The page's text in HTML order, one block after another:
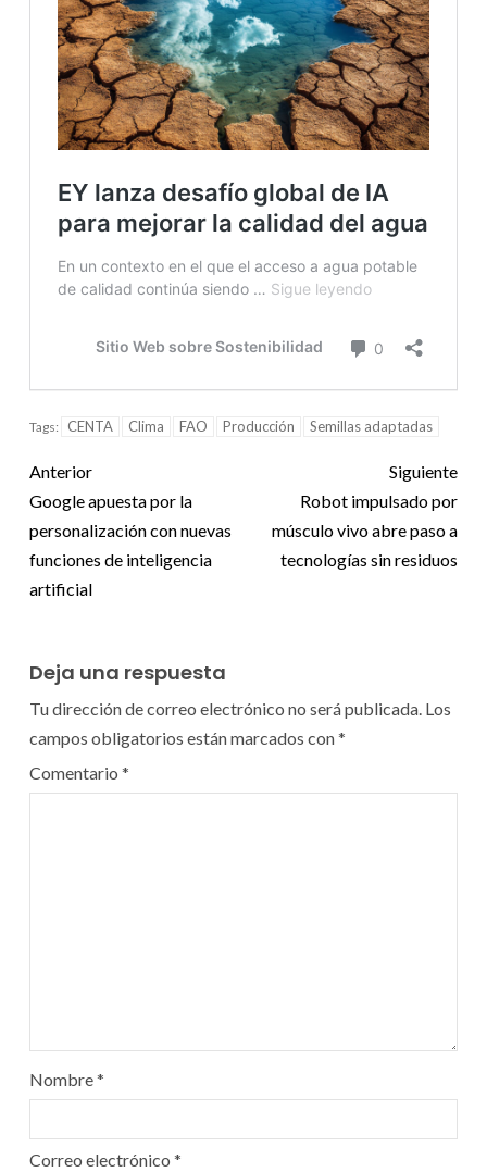
Tags: CENTA Clima FAO Producción Semillas adaptadas
Anterior
Google apuesta por la
personalización con nuevas
funciones de inteligencia
artificial
Siguiente
Robot impulsado por
músculo vivo abre paso a
tecnologías sin residuos
Deja una respuesta
Tu dirección de correo electrónico no será publicada. Los
campos obligatorios están marcados con*
Comentario *
Nombre*
Correo electrónico *